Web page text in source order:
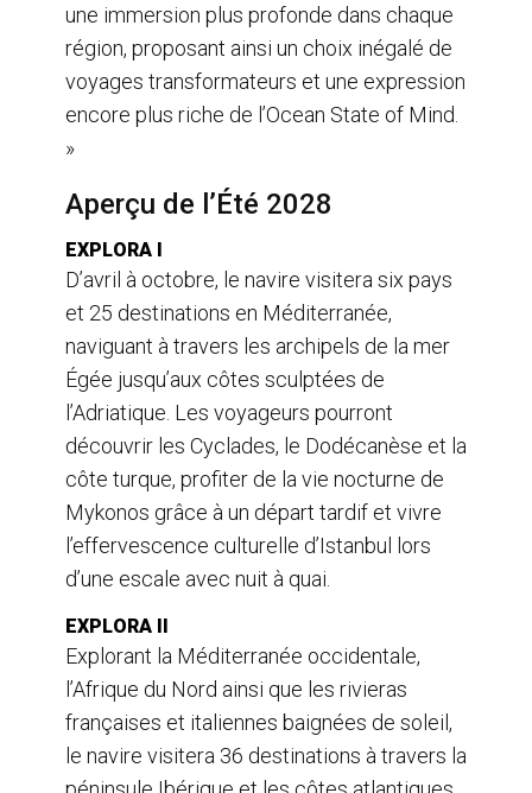
une immersion plus profonde dans chaque
région, proposant ainsi un choix inégalé de
voyages transformateurs et une expression
encore plus riche de l’Ocean State of Mind.
»
Aperçu de l’Été 2028
EXPLORA I
D’avril à octobre, le navire visitera six pays
et 25 destinations en Méditerranée,
naviguant à travers les archipels de la mer
Égée jusqu’aux côtes sculptées de
l’Adriatique. Les voyageurs pourront
découvrir les Cyclades, le Dodécanèse et la
côte turque, profiter de la vie nocturne de
Mykonos grâce à un départ tardif et vivre
l’effervescence culturelle d’Istanbul lors
d’une escale avec nuit à quai.
EXPLORA II
Explorant la Méditerranée occidentale,
l’Afrique du Nord ainsi que les rivieras
françaises et italiennes baignées de soleil,
le navire visitera 36 destinations à travers la